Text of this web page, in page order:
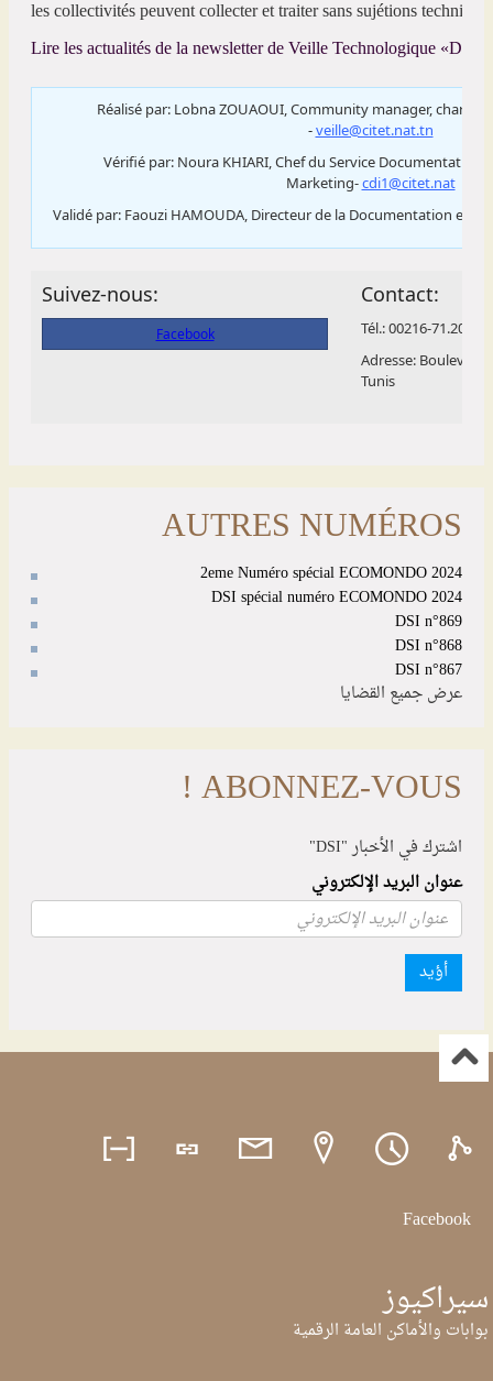
AUTRES NUMÉROS
2eme Numéro spécial ECOMONDO 2024
DSI spécial numéro ECOMONDO 2024
DSI n°869
DSI n°868
DSI n°867
عرض جميع القضايا
ABONNEZ-VOUS !
اشترك في الأخبار "DSI"
عنوان البريد الإلكتروني
أؤيد
Facebook
سيراكيوز
بوابات والأماكن العامة الرقمية